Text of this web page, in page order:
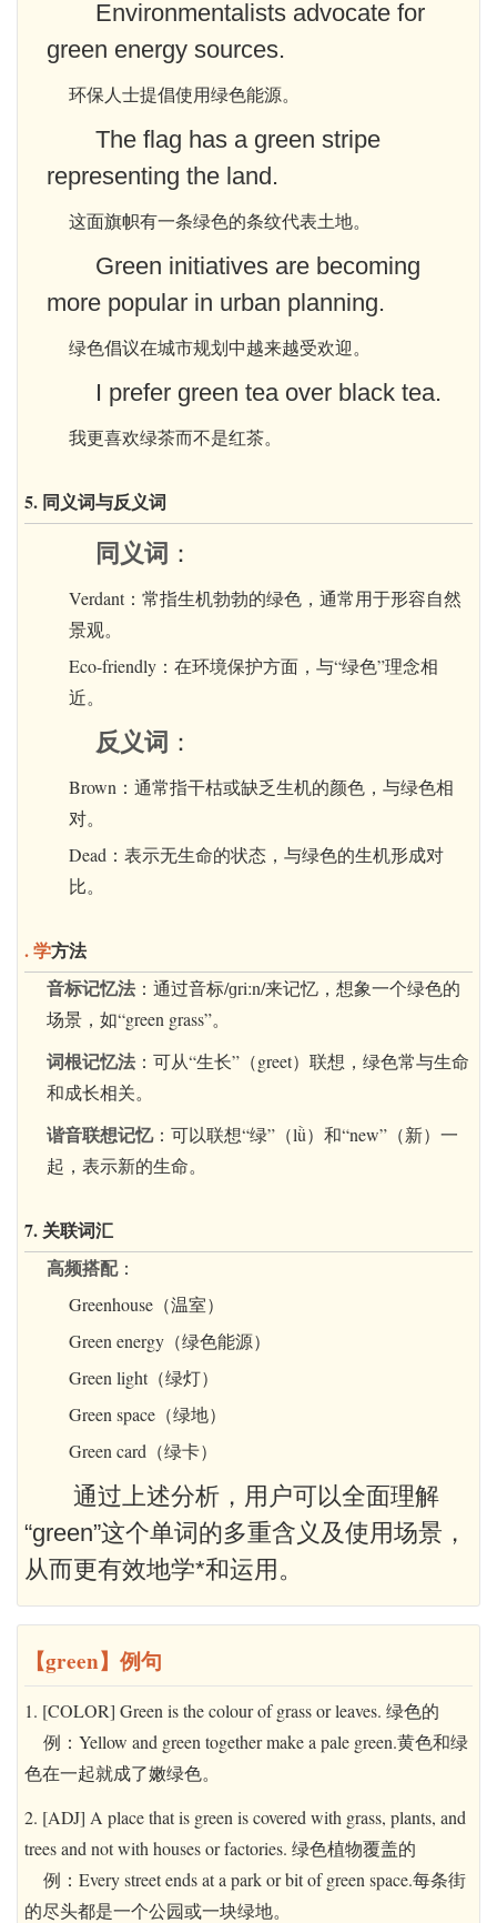
Environmentalists advocate for
green energy sources.
环保人士提倡使用绿色能源。
The flag has a green stripe
representing the land.
这面旗帜有一条绿色的条纹代表土地。
Green initiatives are becoming
more popular in urban planning.
绿色倡议在城市规划中越来越受欢迎。
I prefer green tea over black tea.
我更喜欢绿茶而不是红茶。
5. 同义词与反义词
同义词 ：
Verdant：常指生机勃勃的绿色，通常用于形容自然
景观。
Eco-friendly：在环境保护方面，与“绿色”理念相
近。
反义词 ：
Brown：通常指干枯或缺乏生机的颜色，与绿色相
对。
Dead：表示无生命的状态，与绿色的生机形成对
比。
. 学方法
音标记忆法 ：通过音标/ɡriːn/来记忆，想象一个绿色的
场景，如“green grass”。
词根记忆法 ：可从“生长”（greet）联想，绿色常与生命
和成长相关。
谐音联想记忆：可以联想“绿”（lǜ）和“new”（新）一
起，表示新的生命。
7. 关联词汇
高频搭配：
Greenhouse（温室）
Green energy（绿色能源）
Green light（绿灯）
Green space（绿地）
Green card（绿卡）
通过上述分析，用户可以全面理解
“green”这个单词的多重含义及使用场景，
从而更有效地学*和运用。
【green】例句
1. [COLOR] Green is the colour of grass or leaves. 绿色的
例：Yellow and green together make a pale green.黄色和绿
色在一起就成了嫩绿色。
2. [ADJ] A place that is green is covered with grass, plants, and
trees and not with houses or factories. 绿色植物覆盖的
例：Every street ends at a park or bit of green space.每条街
的尽头都是一个公园或一块绿地。